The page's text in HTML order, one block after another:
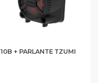
+ PARLANTE TZUMI